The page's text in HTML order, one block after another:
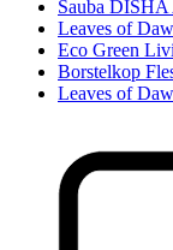
Sauba
Leaves of
Eco Green
Borstelkop
Leaves of